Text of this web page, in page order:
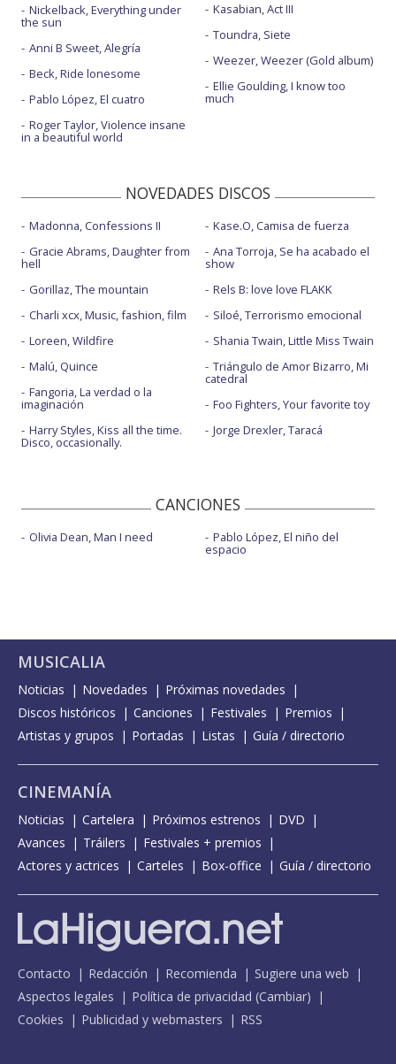
Nickelback, Everything under
the sun
Anni B Sweet, Alegría
Beck, Ride lonesome
Pablo López, El cuatro
Roger Taylor, Violence insane
in a beautiful world
Kasabian, Act III
Toundra, Siete
Weezer, Weezer (Gold album)
Ellie Goulding, I know too
much
NOVEDADES DISCOS
Madonna, Confessions II
Gracie Abrams, Daughter from
hell
Gorillaz, The mountain
Charli xcx, Music, fashion, film
Loreen, Wildfire
Malú, Quince
Fangoria, La verdad o la
imaginación
Harry Styles, Kiss all the time.
Disco, occasionally.
Kase.O, Camisa de fuerza
Ana Torroja, Se ha acabado el
show
Rels B: love love FLAKK
Siloé, Terrorismo emocional
Shania Twain, Little Miss Twain
Triángulo de Amor Bizarro, Mi
catedral
Foo Fighters, Your favorite toy
Jorge Drexler, Taracá
CANCIONES
Olivia Dean, Man I need Pablo López, El niño del
espacio
MUSICALIA
Noticias Novedades
Próximas novedades
Discos históricos
Canciones Festivales
Premios
Artistas y grupos
Portadas Listas Guía / directorio
CINEMANÍA
Noticias Cartelera Próximos estrenos
DVD
Avances
Tráilers
Festivales + premios
Actores y actrices
Carteles Box-office Guía / directorio
Contacto Redacción Recomienda
Sugiere una web
Aspectos legales
Política de privacidad (Cambiar)
Cookies
Publicidad y webmasters RSS